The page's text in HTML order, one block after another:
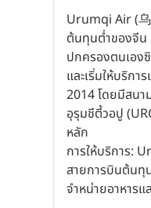
Urumqi Air (
ต้นทุนต่ำของจีน
ปกครองตนเอง
และเริ่มให้บริก
2014 โดยมีสนา
อุรุมชีตี้วอปู
หลัก
การให้บริการ:
สายการบินต้นทุ
จำหน่ายอาหาร